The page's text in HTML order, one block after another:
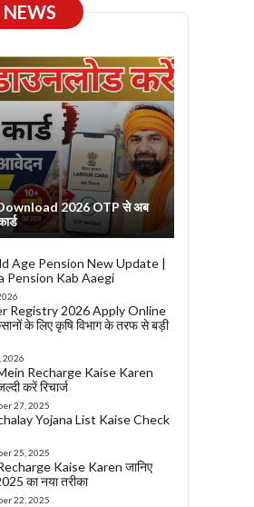
NEWS
2026 OTP से अब
Age Pension New Update |
Pension Kab Aaegi
Registry 2026 Apply Online
के लिए कृषि विभाग के तरफ से बड़ी
2026
Recharge Kaise Karen
करें रिचार्ज
27, 2025
Yojana List Kaise Check
25, 2025
Kaise Karen जानिए
का नया तरीका
22, 2025